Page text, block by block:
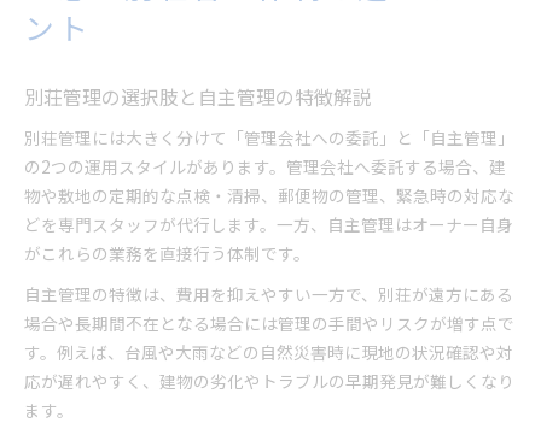
別荘管理の仕事量と体制選択のポイント
自主管理で別荘管理費用が抑えられる理由
維持費節約に効果的な自主管理の工夫例
管理別荘地と自主管理で変わる費用内訳
セカンドハウス管理に活かせる節約ポイント
別荘管理の手間とコストのバランスを考察
管理体制ごとのメリットと注意点解説
別荘管理体制ごとに異なるメリット比較
自主管理のメリットとデメリットを整理
ント
別荘管理の選択肢と自主管理の特徴解説
別荘管理には大きく分けて「管理会社への委託」と「自主管理」
の2つの運用スタイルがあります。管理会社へ委託する場合、建
物や敷地の定期的な点検・清掃、郵便物の管理、緊急時の対応な
どを専門スタッフが代行します。一方、自主管理はオーナー自身
がこれらの業務を直接行う体制です。
自主管理の特徴は、費用を抑えやすい一方で、別荘が遠方にある
場合や長期間不在となる場合には管理の手間やリスクが増す点で
す。例えば、台風や大雨などの自然災害時に現地の状況確認や対
応が遅れやすく、建物の劣化やトラブルの早期発見が難しくなり
ます。